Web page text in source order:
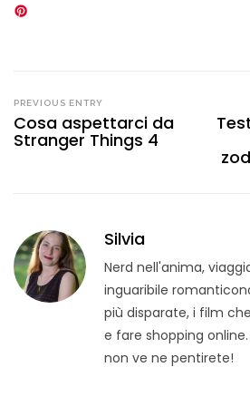
PREVIOUS ENTRY
Cosa aspettarci da
Stranger Things 4
Silvia
Nerd nell'anima,
inguaribile
più disparate, i film
e fare shopping
non ve ne pentirete!